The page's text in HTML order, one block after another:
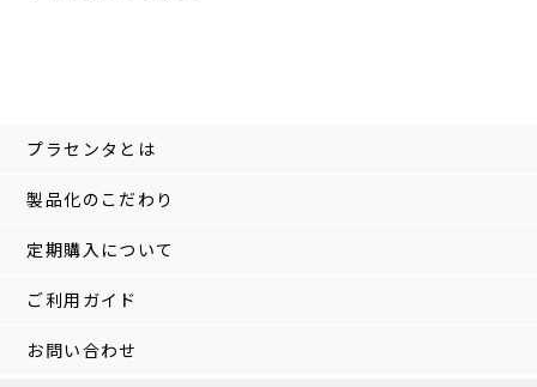
プラセンタとは
製品化のこだわり
定期購入について
ご利用ガイド
お問い合わせ